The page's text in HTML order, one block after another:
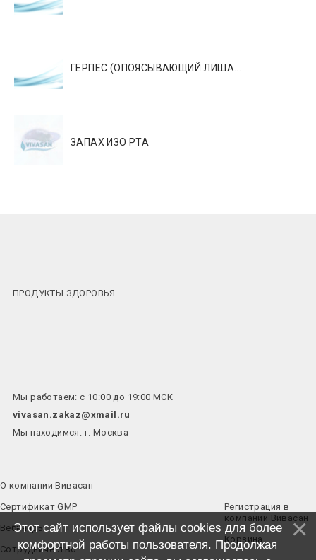
ГЕРПЕС (ОПОЯСЫВАЮЩИЙ ЛИША...
ЗАПАХ ИЗО РТА
ПРОДУКТЫ ЗДОРОВЬЯ
Мы работаем: с 10:00 до 19:00 МСК
vivasan.zakaz@xmail.ru
Мы находимся: г. Москва
О компании Вивасан
Сертификат GMP
Вебинары
Сотрудничество
Регистрация в
компании Вивасан
Корзина
Этот сайт использует файлы cookies для более
комфортной работы пользователя. Продолжая